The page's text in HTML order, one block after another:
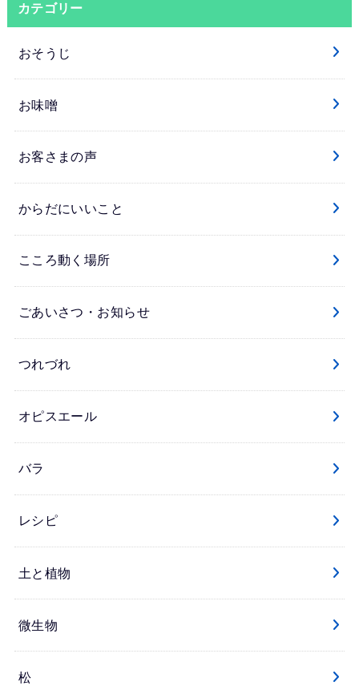
カテゴリー
おそうじ
お味噌
お客さまの声
からだにいいこと
こころ動く場所
ごあいさつ・お知らせ
つれづれ
オピスエール
バラ
レシピ
土と植物
微生物
松